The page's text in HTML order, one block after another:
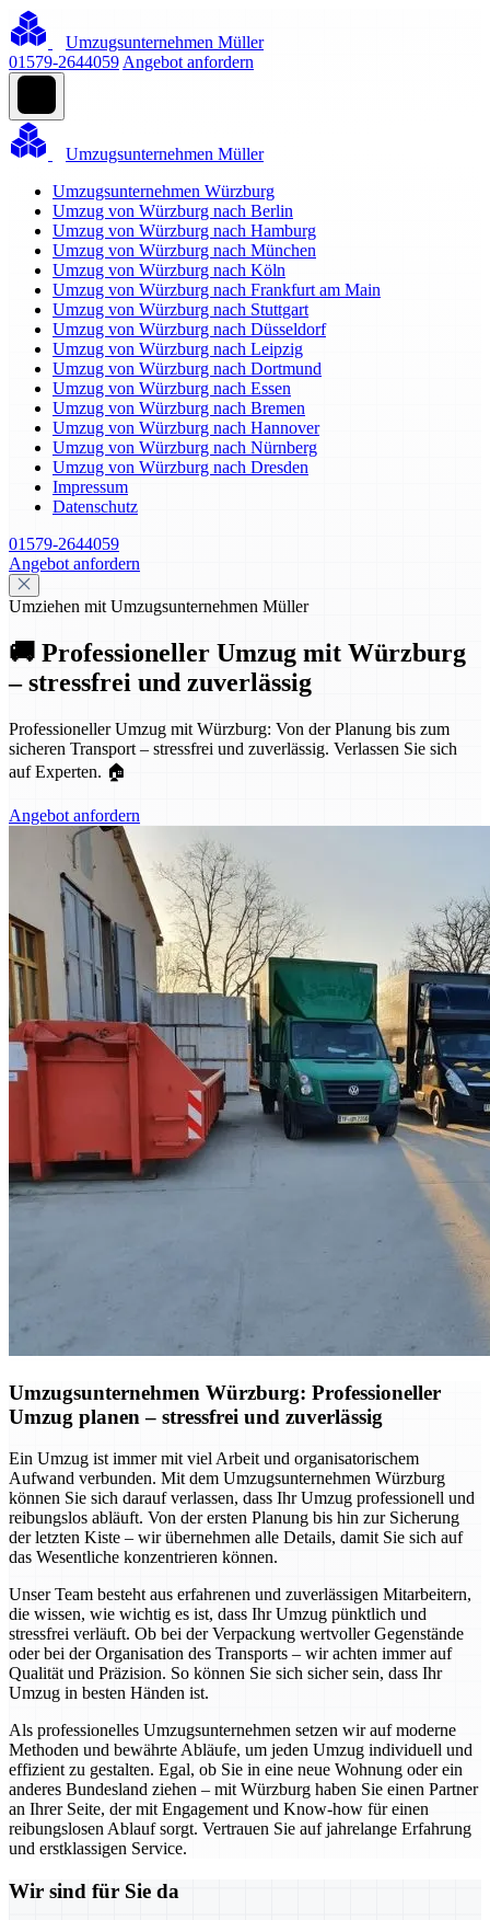
Umzugsunternehmen Müller
01579-2644059 Angebot anfordern
Umzugsunternehmen Müller
Umzugsunternehmen Würzburg
Umzug von Würzburg nach Berlin
Umzug von Würzburg nach Hamburg
Umzug von Würzburg nach München
Umzug von Würzburg nach Köln
Umzug von Würzburg nach Frankfurt am Main
Umzug von Würzburg nach Stuttgart
Umzug von Würzburg nach Düsseldorf
Umzug von Würzburg nach Leipzig
Umzug von Würzburg nach Dortmund
Umzug von Würzburg nach Essen
Umzug von Würzburg nach Bremen
Umzug von Würzburg nach Hannover
Umzug von Würzburg nach Nürnberg
Umzug von Würzburg nach Dresden
Impressum
Datenschutz
01579-2644059
Angebot anfordern
Umziehen mit Umzugsunternehmen Müller
🚚 Professioneller Umzug mit Würzburg
– stressfrei und zuverlässig
Professioneller Umzug mit Würzburg: Von der Planung bis zum
sicheren Transport – stressfrei und zuverlässig. Verlassen Sie sich
auf Experten. 🏠
Angebot anfordern
Umzugsunternehmen Würzburg: Professioneller
Umzug planen – stressfrei und zuverlässig
Ein Umzug ist immer mit viel Arbeit und organisatorischem
Aufwand verbunden. Mit dem Umzugsunternehmen Würzburg
können Sie sich darauf verlassen, dass Ihr Umzug professionell und
reibungslos abläuft. Von der ersten Planung bis hin zur Sicherung
der letzten Kiste – wir übernehmen alle Details, damit Sie sich auf
das Wesentliche konzentrieren können.
Unser Team besteht aus erfahrenen und zuverlässigen Mitarbeitern,
die wissen, wie wichtig es ist, dass Ihr Umzug pünktlich und
stressfrei verläuft. Ob bei der Verpackung wertvoller Gegenstände
oder bei der Organisation des Transports – wir achten immer auf
Qualität und Präzision. So können Sie sich sicher sein, dass Ihr
Umzug in besten Händen ist.
Als professionelles Umzugsunternehmen setzen wir auf moderne
Methoden und bewährte Abläufe, um jeden Umzug individuell und
effizient zu gestalten. Egal, ob Sie in eine neue Wohnung oder ein
anderes Bundesland ziehen – mit Würzburg haben Sie einen Partner
an Ihrer Seite, der mit Engagement und Know-how für einen
reibungslosen Ablauf sorgt. Vertrauen Sie auf jahrelange Erfahrung
und erstklassigen Service.
Wir sind für Sie da